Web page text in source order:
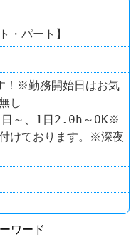
・パート】
！※勤務開始日はお気
し
～、1日2.0h～OK※
けております。※深夜
ワード